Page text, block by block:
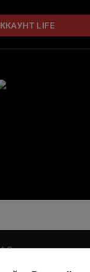
подала на развод…
LIFE